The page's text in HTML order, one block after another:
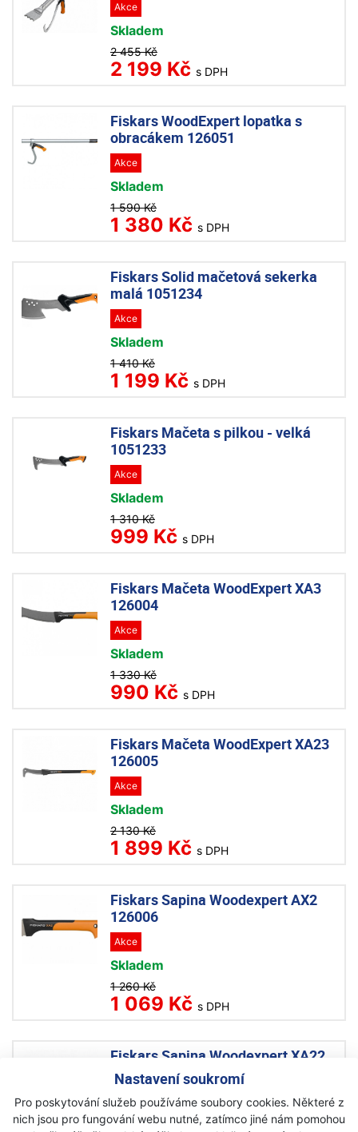
Nastavení soukromí
Pro poskytování služeb používáme soubory cookies. Některé z
nich jsou pro fungování webu nutné, zatímco jiné nám pomohou
Akce
Skladem
2 455 Kč
2 199 Kč s DPH
Fiskars WoodExpert lopatka s
obracákem 126051
Akce
Skladem
1 590 Kč
1 380 Kč s DPH
Fiskars Solid mačetová sekerka
malá 1051234
Akce
Skladem
1 410 Kč
1 199 Kč s DPH
Fiskars Mačeta s pilkou - velká
1051233
Akce
Skladem
1 310 Kč
999 Kč s DPH
Fiskars Mačeta WoodExpert XA3
126004
Akce
Skladem
1 330 Kč
990 Kč s DPH
Fiskars Mačeta WoodExpert XA23
126005
Akce
Skladem
2 130 Kč
1 899 Kč s DPH
Fiskars Sapina Woodexpert AX2
126006
Akce
Skladem
1 260 Kč
1 069 Kč s DPH
Fiskars Sapina Woodexpert XA22
126007
Akce
Skladem